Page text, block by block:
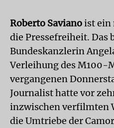
Roberto Savianoist ein
die Pressefreiheit. Das
Bundeskanzlerin
Verleihung des M100-
vergangenen
Journalist hatte vor
inzwischen verfilmten
die Umtriebe der